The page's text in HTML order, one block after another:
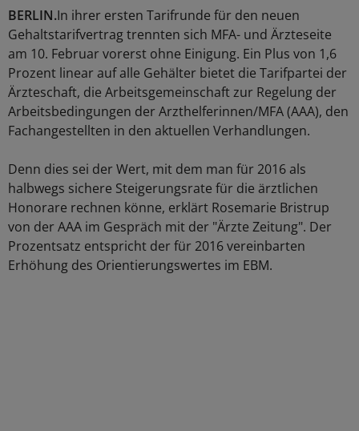
BERLIN.In ihrer ersten Tarifrunde für den neuen
Gehaltstarifvertrag trennten sich MFA- und Ärzteseite
am 10. Februar vorerst ohne Einigung. Ein Plus von 1,6
Prozent linear auf alle Gehälter bietet die Tarifpartei der
Ärzteschaft, die Arbeitsgemeinschaft zur Regelung der
Arbeitsbedingungen der Arzthelferinnen/MFA (AAA), den
Fachangestellten in den aktuellen Verhandlungen.
Denn dies sei der Wert, mit dem man für 2016 als
halbwegs sichere Steigerungsrate für die ärztlichen
Honorare rechnen könne, erklärt Rosemarie Bristrup
von der AAA im Gespräch mit der "Ärzte Zeitung". Der
Prozentsatz entspricht der für 2016 vereinbarten
Erhöhung des Orientierungswertes im EBM.